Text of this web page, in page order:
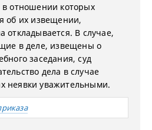
отношении которых
об их извещении,
откладывается. В случае,
в деле, извещены о
заседания, суд
дела в случае
неявки уважительными.